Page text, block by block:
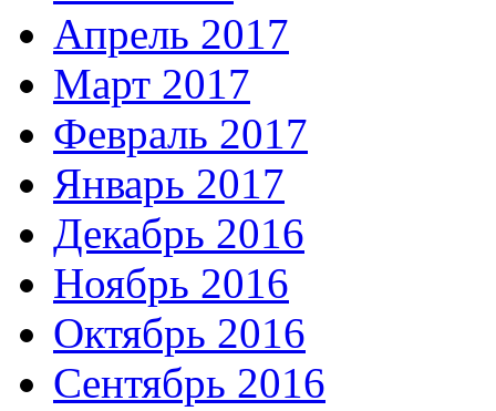
Апрель 2017
Март 2017
Февраль 2017
Январь 2017
Декабрь 2016
Ноябрь 2016
Октябрь 2016
Сентябрь 2016